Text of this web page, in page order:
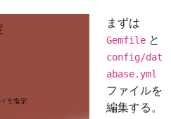
まずは
Gemfile と
config/dat
abase.yml
ファイルを
編集する。